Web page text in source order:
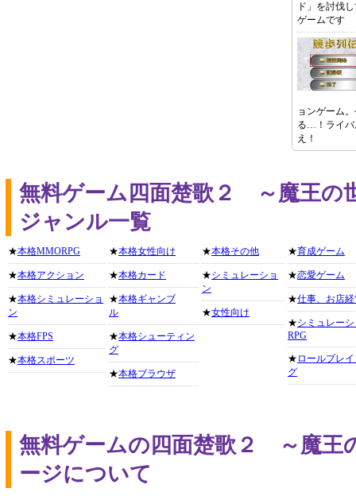
ド」を討伐
ゲームです
ョンゲーム
る…！ライバ
え！
無料ゲーム四面楚歌２ ～魔王の
ジャンル一覧
★本格MMORPG
★本格アクション
★本格シミュレーショ
ン
★本格FPS
★本格スポーツ
★本格女性向け
★本格カード
★本格ギャンブ
ル
★本格シューティン
グ
★本格ブラウザ
★本格その他
★シミュレーショ
ン
★女性向け
★育成ゲーム
★恋愛ゲーム
★仕事、お店
★シミュレー
RPG
★ ロールプレ
グ
無料ゲームの四面楚歌２ ～魔王
ージについて